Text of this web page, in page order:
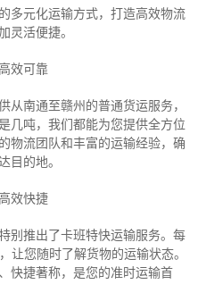
多元化运输方式，打造高效物流
灵活便捷。
效可靠
从南通至赣州的普通货运服务，
几吨，我们都能为您提供全方位
物流团队和丰富的运输经验，确
目的地。
效快捷
别推出了卡班特快运输服务。每
让您随时了解货物的运输状态。
快捷著称，是您的准时运输首